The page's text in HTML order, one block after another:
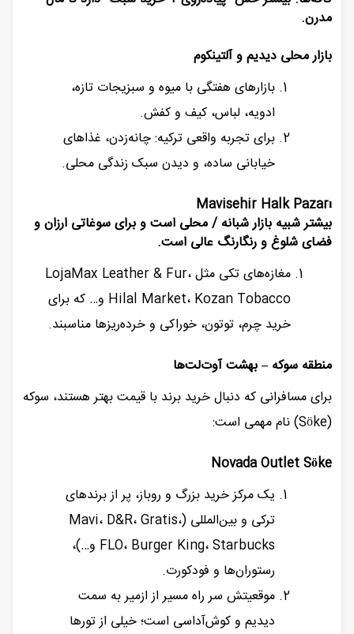
مدرن.
بازار محلی دیدیم و آلتینکوم
بازارهای هفتگی با میوه و سبزیجات تازه،
ادویه، لباس، کیف و کفش.
برای تجربه واقعی ترکیه: چانه‌زدن، غذاهای
خیابانی ساده، و دیدن سبک زندگی محلی.
Mavisehir Halk Pazarı
بیشتر شبیه بازار شبانه / محلی است و برای سوغاتی ارزان و
فضای شلوغ و رنگارنگ عالی است.
مغازه‌های تکی مثل LojaMax Leather & Fur،
Hilal Market، Kozan Tobacco و… که برای
خرید چرم، توتون، خوراکی و خرده‌ریزها مناسبند.
منطقه سوکه – بهشت آوت‌لت‌ها
برای مسافرانی که دنبال خرید برند با قیمت بهتر هستند، سوکه
(Söke) نام مهمی است:
Novada Outlet Söke
یک مرکز خرید بزرگ و روباز، پر از برندهای
ترکی و بین‌المللی (Mavi، D&R، Gratis،
FLO، Burger King، Starbucks و…)،
رستوران‌ها و فودکورت.
موقعیتش سر راه مسیر از ازمیر به سمت
دیدیم و کوش‌آداسی است؛ خیلی از تورها